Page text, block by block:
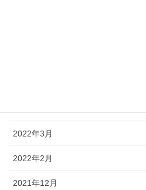
2022年3月
2022年2月
2021年12月